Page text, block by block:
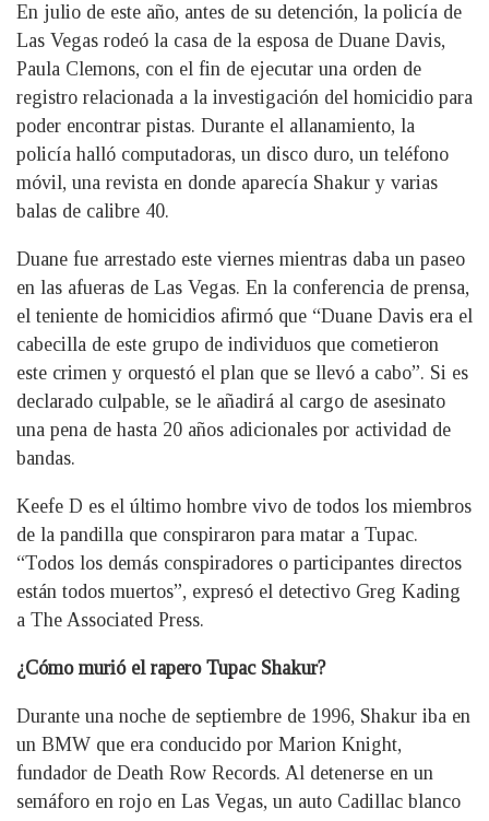
En julio de este año, antes de su detención, la policía de
Las Vegas rodeó la casa de la esposa de Duane Davis,
Paula Clemons, con el fin de ejecutar una orden de
registro relacionada a la investigación del homicidio para
poder encontrar pistas. Durante el allanamiento, la
policía halló computadoras, un disco duro, un teléfono
móvil, una revista en donde aparecía Shakur y varias
balas de calibre 40.
Duane fue arrestado este viernes mientras daba un paseo
en las afueras de Las Vegas. En la conferencia de prensa,
el teniente de homicidios afirmó que “Duane Davis era el
cabecilla de este grupo de individuos que cometieron
este crimen y orquestó el plan que se llevó a cabo”. Si es
declarado culpable, se le añadirá al cargo de asesinato
una pena de hasta 20 años adicionales por actividad de
bandas.
Keefe D es el último hombre vivo de todos los miembros
de la pandilla que conspiraron para matar a Tupac.
“Todos los demás conspiradores o participantes directos
están todos muertos”, expresó el detectivo Greg Kading
a The Associated Press.
¿Cómo murió el rapero Tupac Shakur?
Durante una noche de septiembre de 1996, Shakur iba en
un BMW que era conducido por Marion Knight,
fundador de Death Row Records. Al detenerse en un
semáforo en rojo en Las Vegas, un auto Cadillac blanco